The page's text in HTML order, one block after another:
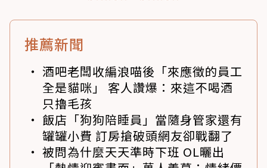
推薦新聞
酒吧老闆收編浪喵後「來應徵的員工
全是貓咪」 客人讚爆：來這不喝酒
只擼毛孩
飯店「狗狗陪睡員」當隨身管家還有
罐罐小費 訂房搶破頭網友卻戰翻了
被問為什麼天天準時下班 OL曬出